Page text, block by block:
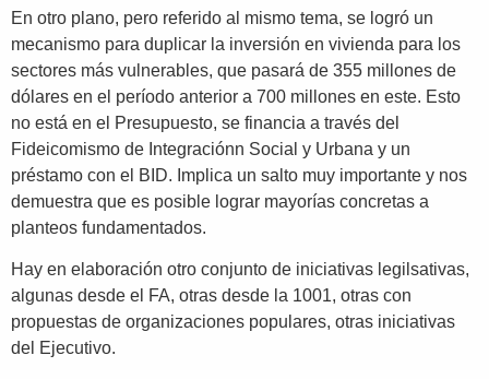
En otro plano, pero referido al mismo tema, se logró un
mecanismo para duplicar la inversión en vivienda para los
sectores más vulnerables, que pasará de 355 millones de
dólares en el período anterior a 700 millones en este. Esto
no está en el Presupuesto, se financia a través del
Fideicomismo de Integraciónn Social y Urbana y un
préstamo con el BID. Implica un salto muy importante y nos
demuestra que es posible lograr mayorías concretas a
planteos fundamentados.
Hay en elaboración otro conjunto de iniciativas legilsativas,
algunas desde el FA, otras desde la 1001, otras con
propuestas de organizaciones populares, otras iniciativas
del Ejecutivo.